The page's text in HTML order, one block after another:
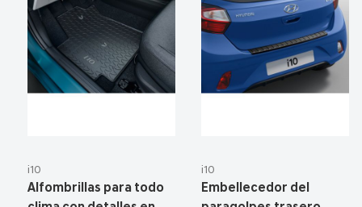
i10
Alfombrillas para todo
i10
Embellecedor del